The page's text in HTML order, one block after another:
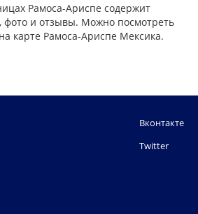
Рамоса-Ариспе содержит
фото и отзывы. Можно посмотреть
карте Рамоса-Ариспе Мексика.
Вконтакте
Twitter